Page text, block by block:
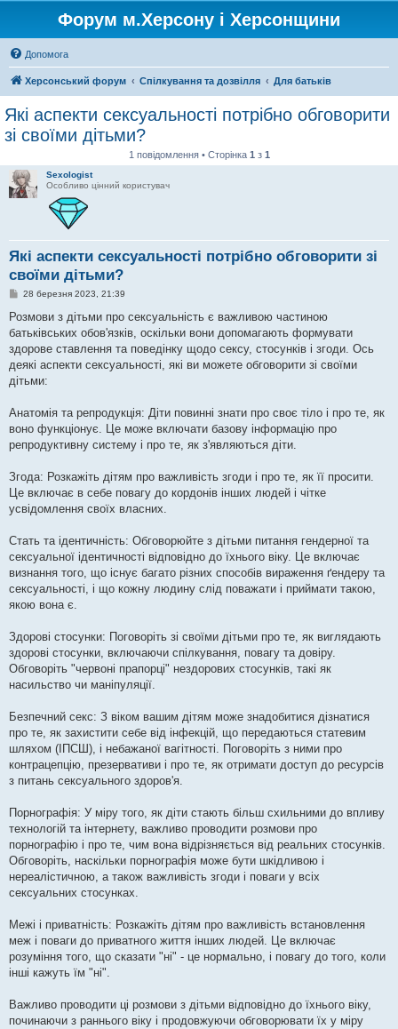
Форум м.Херсону і Херсонщини
Допомога
Херсонський форум Спілкування та дозвілля Для батьків
Які аспекти сексуальності потрібно обговорити
зі своїми дітьми?
1 повідомлення • Сторінка 1 з 1
Sexologist
Особливо цінний користувач
Які аспекти сексуальності потрібно обговорити зі
своїми дітьми?
П
в
д
о
м
л
е
я
28 березня 2023, 21:39
Розмови з дітьми про сексуальність є важливою частиною
батьківських обов'язків, оскільки вони допомагають формувати
здорове ставлення та поведінку щодо сексу, стосунків і згоди. Ось
деякі аспекти сексуальності, які ви можете обговорити зі своїми
дітьми:
Анатомія та репродукція: Діти повинні знати про своє тіло і про те, як
воно функціонує. Це може включати базову інформацію про
репродуктивну систему і про те, як з'являються діти.
Згода: Розкажіть дітям про важливість згоди і про те, як її просити.
Це включає в себе повагу до кордонів інших людей і чітке
усвідомлення своїх власних.
Стать та ідентичність: Обговорюйте з дітьми питання гендерної та
сексуальної ідентичності відповідно до їхнього віку. Це включає
визнання того, що існує багато різних способів вираження ґендеру та
сексуальності, і що кожну людину слід поважати і приймати такою,
якою вона є.
Здорові стосунки: Поговоріть зі своїми дітьми про те, як виглядають
здорові стосунки, включаючи спілкування, повагу та довіру.
Обговоріть "червоні прапорці" нездорових стосунків, такі як
насильство чи маніпуляції.
Безпечний секс: З віком вашим дітям може знадобитися дізнатися
про те, як захистити себе від інфекцій, що передаються статевим
шляхом (ІПСШ), і небажаної вагітності. Поговоріть з ними про
контрацепцію, презервативи і про те, як отримати доступ до ресурсів
з питань сексуального здоров'я.
Порнографія: У міру того, як діти стають більш схильними до впливу
технологій та інтернету, важливо проводити розмови про
порнографію і про те, чим вона відрізняється від реальних стосунків.
Обговоріть, наскільки порнографія може бути шкідливою і
нереалістичною, а також важливість згоди і поваги у всіх
сексуальних стосунках.
Межі і приватність: Розкажіть дітям про важливість встановлення
меж і поваги до приватного життя інших людей. Це включає
розуміння того, що сказати "ні" - це нормально, і повагу до того, коли
інші кажуть їм "ні".
Важливо проводити ці розмови з дітьми відповідно до їхнього віку,
починаючи з раннього віку і продовжуючи обговорювати їх у міру